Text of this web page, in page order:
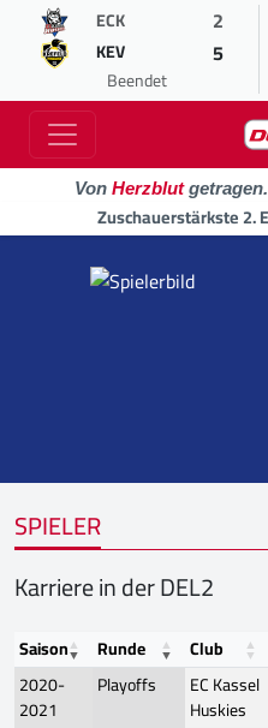
ECK 2
KEV 5
Beendet
Von Herzblut
Zuschauerstärkste 2.
SPIELER
Karriere in der DEL2
Saison Runde Club
2020-
2021
Playoffs
EC Kassel
Huskies